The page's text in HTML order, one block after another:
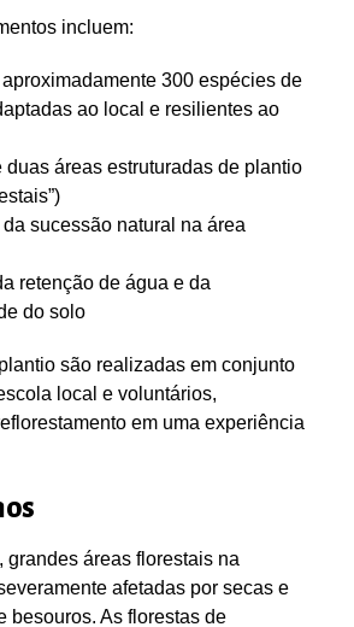
incluem:
300 espécies de
ao local e resilientes ao
duas áreas estruturadas de plantio
sucessão natural na área
retenção de água e da
do solo
são realizadas em conjunto
local e voluntários,
em uma experiência
grandes áreas florestais na
afetadas por secas e
besouros. As florestas de